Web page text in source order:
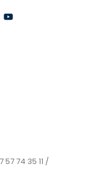
74 35 11 /